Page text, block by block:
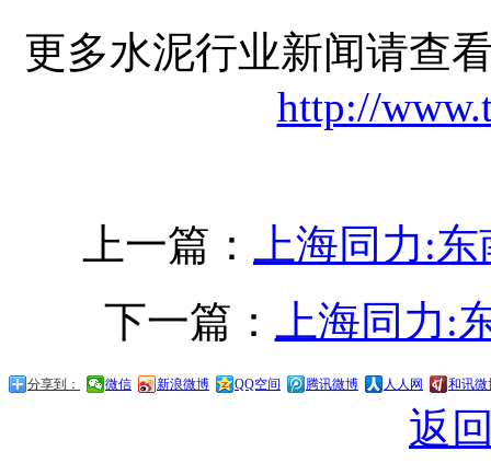
更多水泥行业新闻请查
http://
上一篇：
上海同力:
下一篇：
上海同力
分享到： 微信 新浪微博 QQ空间 腾讯微博 人人网 和讯微
返